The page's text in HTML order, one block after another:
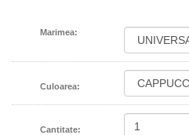
Marimea:
Culoarea:
Cantitate: